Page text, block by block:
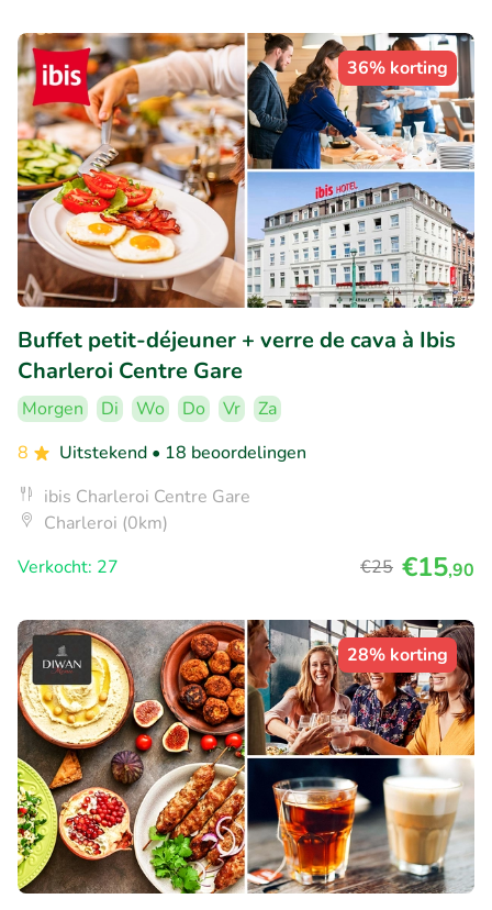
36% korting
Buffet petit-déjeuner + verre de cava à Ibis
Charleroi Centre Gare
Morgen Di Wo Do Vr
Za
8
Uitstekend • 18 beoordelingen
ibis Charleroi Centre Gare
Charleroi (0km)
Verkocht: 27
€25 €15,90
28% korting